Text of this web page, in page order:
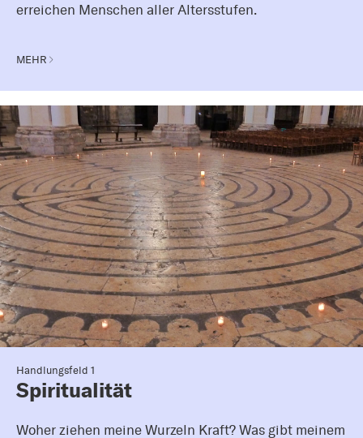
erreichen Menschen aller Altersstufen.
MEHR
Handlungsfeld 1
Spiritualität
Woher ziehen meine Wurzeln Kraft? Was gibt meinem